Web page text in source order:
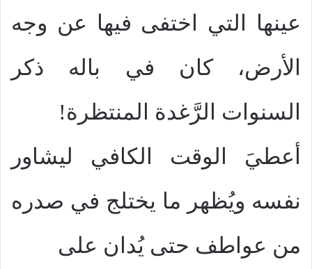
عينها التي اختفى فيها عن وجه
الأرض، كان في باله ذكر
السنوات الرَّغدة المنتظرة!
أعطيَ الوقت الكافي ليشاور
نفسه ويُظهر ما يختلج في صدره
من عواطف حتى يُدان على